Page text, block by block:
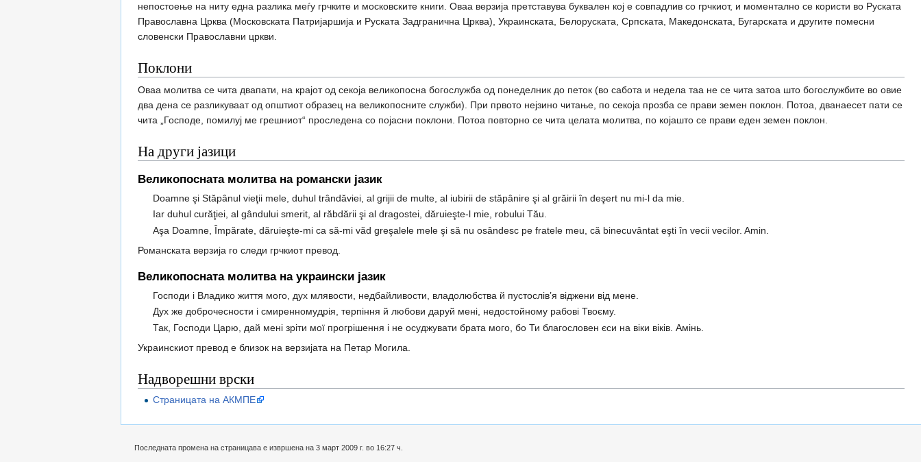
непостоење на ниту една разлика меѓу грчките и московските книги. Оваа верзија претставува буквален кој е совпадлив со грчкиот, и моментално се користи во Руската
Православна Црква (Московската Патријаршија и Руската Задгранична Црква), Украинската, Белоруската, Српската, Македонската, Бугарската и другите помесни
словенски Православни цркви.
Поклони
Оваа молитва се чита двапати, на крајот од секоја великопосна богослужба од понеделник до петок (во сабота и недела таа не се чита затоа што богослужбите во овие
два дена се разликуваат од општиот образец на великопосните служби). При првото нејзино читање, по секоја прозба се прави земен поклон. Потоа, дванаесет пати се
чита „Господе, помилуј ме грешниот“ проследена со појасни поклони. Потоа повторно се чита целата молитва, по којашто се прави еден земен поклон.
На други јазици
Великопосната молитва на романски јазик
Doamne şi Stăpânul vieţii mele, duhul trândăviei, al grijii de multe, al iubirii de stăpânire şi al grăirii în deşert nu mi-l da mie.
Iar duhul curăţiei, al gândului smerit, al răbdării şi al dragostei, dăruieşte-l mie, robului Tău.
Aşa Doamne, Împărate, dăruieşte-mi ca să-mi văd greşalele mele şi să nu osândesc pe fratele meu, că binecuvântat eşti în vecii vecilor. Amin.
Романската верзија го следи грчкиот превод.
Великопосната молитва на украински јазик
Господи і Владико життя мого, дух млявости, недбайливости, владолюбства й пустослів’я віджени від мене.
Дух же доброчесности і смиренномудрія, терпіння й любови даруй мені, недостойному рабові Твоєму.
Так, Господи Царю, дай мені зріти мої прогрішення і не осуджувати брата мого, бо Ти благословен єси на віки віків. Амінь.
Украинскиот превод е близок на верзијата на Петар Могила.
Надворешни врски
Страницата на АКМПЕ
Последната промена на страницава е извршена на 3 март 2009 г. во 16:27 ч.